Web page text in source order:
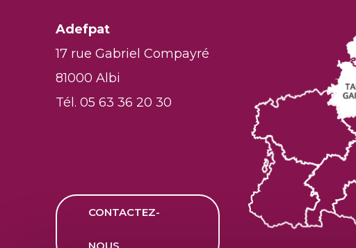
Adefpat
17 rue Gabriel Compayré
81000 Albi
Tél. 05 63 36 20 30
CONTACTEZ-